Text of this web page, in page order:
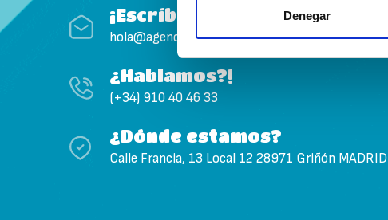
Denegar
¡Escríbenos!
hola@agenciapisto.com
¿Hablamos?!
(+34) 910 40 46 33
¿Dónde estamos?
Calle Francia, 13 Local 12 28971 Griñón MADRID